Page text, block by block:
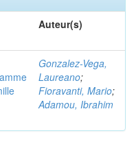
Auteur(s)
Gonzalez-Vega,
Laureano;
Fioravanti, Mario;
Adamou, Ibrahim